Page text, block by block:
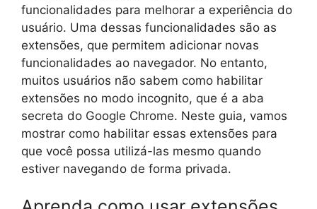
funcionalidades para melhorar a experiência do
usuário. Uma dessas funcionalidades são as
extensões, que permitem adicionar novas
funcionalidades ao navegador. No entanto,
muitos usuários não sabem como habilitar
extensões no modo incognito, que é a aba
secreta do Google Chrome. Neste guia, vamos
mostrar como habilitar essas extensões para
que você possa utilizá-las mesmo quando
estiver navegando de forma privada.